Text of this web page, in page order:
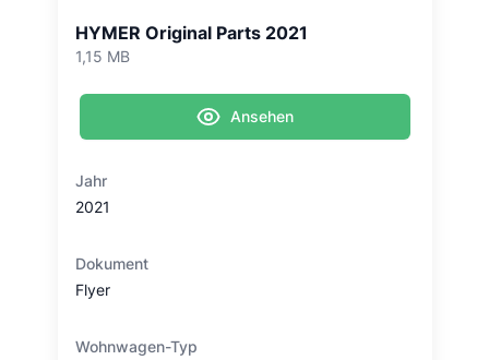
HYMER Original Parts 2021
1,15 MB
Ansehen
Jahr
2021
Dokument
Flyer
Wohnwagen-Typ